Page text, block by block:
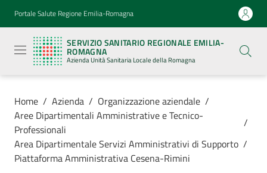
Vai al contenuto
Vai alla navigazione
Vai al footer
Portale Salute Regione Emilia-Romagna
SERVIZIO SANITARIO REGIONALE EMILIA-
ROMAGNA
Azienda Unità Sanitaria Locale della Romagna
Sanitario
Regionale
Emilia-
Romagna
Azienda
Sanitaria
Locale della
Romagna
Azienda
Home / Azienda / Organizzazione aziendale /
Aree Dipartimentali Amministrative e Tecnico-
Professionali
/
Area Dipartimentale Servizi Amministrativi di Supporto /
Piattaforma Amministrativa Cesena-Rimini